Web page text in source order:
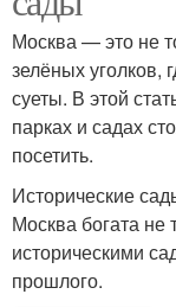
Москва — это не
зелёных уголков,
суеты. В этой
парках и садах
посетить.
Исторические
Москва богата
историческими
прошлого.